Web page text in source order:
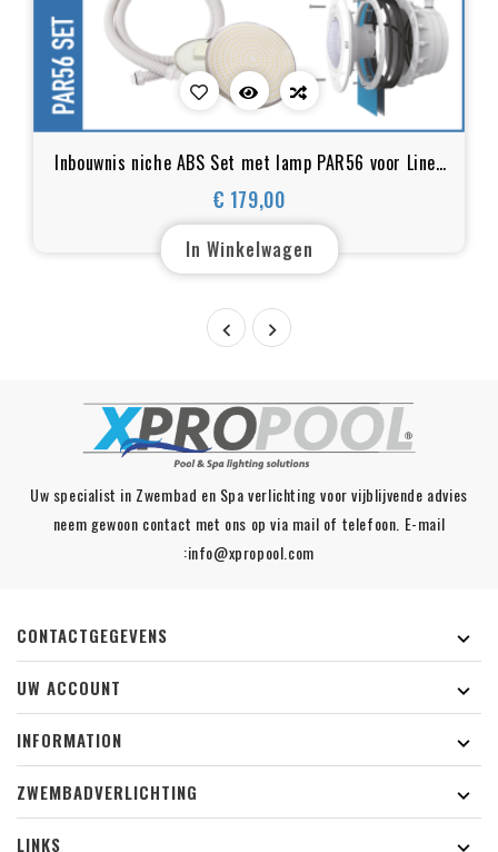
Inbouwnis niche ABS Set met lamp PAR56 voor Liner
zwembaden
€ 179,00
Prijs
In Winkelwagen
 
Uw specialist in Zwembad en Spa verlichting voor vijblijvende advies
neem gewoon contact met ons op via mail of telefoon. E-mail
:info@xpropool.com
CONTACTGEGEVENS

UW ACCOUNT

INFORMATION

ZWEMBADVERLICHTING

LINKS